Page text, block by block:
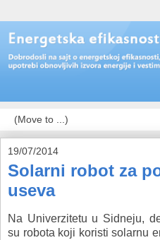
19/07/2014
Solarni robot za
useva
Na Univerzitetu u Sidneju,
su robota koji koristi solarnu